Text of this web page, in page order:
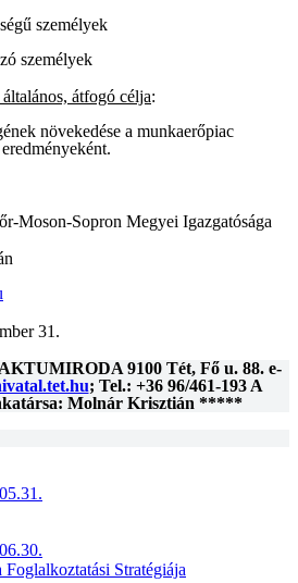
személyek
személyek
átfogó célja:
növekedése a munkaerőpiac
Moson-Sopron Megyei Igazgatósága
31.
9100 Tét, Fő u. 88. e-
; Tel.: +36 96/461-193 A
Molnár Krisztián *****
Stratégiája